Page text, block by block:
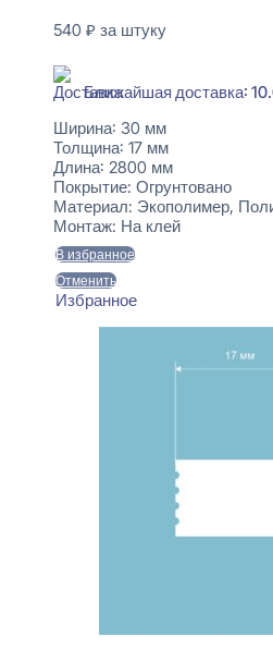
540 ₽ за штуку
Ближайшая доставка:
Ширина: 30 мм
Толщина: 17 мм
Длина: 2800 мм
Покрытие: Огрунтовано
Материал: Экополимер,
Монтаж: На клей
В избранное
Отменить
Избранное